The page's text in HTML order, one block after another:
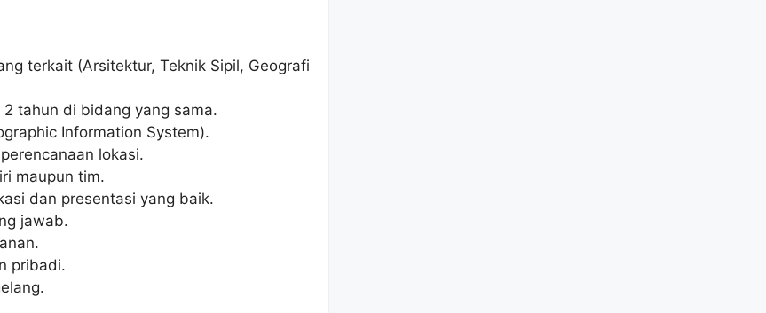
terkait (Arsitektur, Teknik Sipil, Geografi
tahun di bidang yang sama.
Information System).
lokasi.
maupun tim.
dan presentasi yang baik.
jawab.
pribadi.